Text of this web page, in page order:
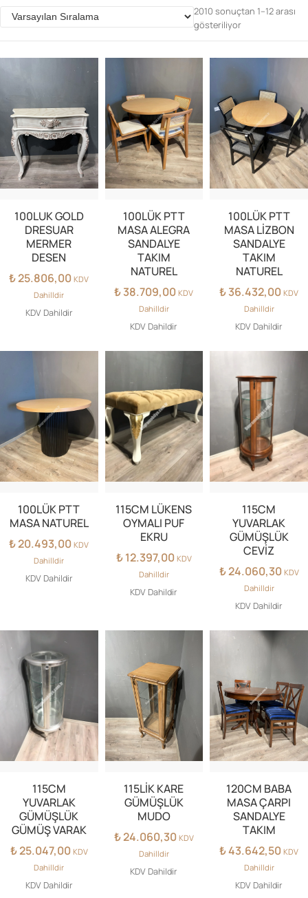
Parolanızı mı unuttunuz?
Hesap Oluştur
2010 sonuçtan 1–12 arası
gösteriliyor
100LUK GOLD
DRESUAR
MERMER
DESEN
₺25.806,00 KDV
Dahilldir
KDV Dahildir
100LÜK PTT
MASA ALEGRA
SANDALYE
TAKIM
NATUREL
₺38.709,00 KDV
Dahilldir
KDV Dahildir
100LÜK PTT
MASA LİZBON
SANDALYE
TAKIM
NATUREL
₺36.432,00 KDV
Dahilldir
KDV Dahildir
100LÜK PTT
MASA NATUREL
₺20.493,00 KDV
Dahilldir
KDV Dahildir
115CM LÜKENS
OYMALI PUF
EKRU
₺12.397,00 KDV
Dahilldir
KDV Dahildir
115CM
YUVARLAK
GÜMÜŞLÜK
CEVİZ
₺24.060,30 KDV
Dahilldir
KDV Dahildir
115CM
YUVARLAK
GÜMÜŞLÜK
GÜMÜŞ VARAK
₺25.047,00 KDV
Dahilldir
KDV Dahildir
115LİK KARE
GÜMÜŞLÜK
MUDO
₺24.060,30 KDV
Dahilldir
KDV Dahildir
120CM BABA
MASA ÇARPI
SANDALYE
TAKIM
₺43.642,50 KDV
Dahilldir
KDV Dahildir